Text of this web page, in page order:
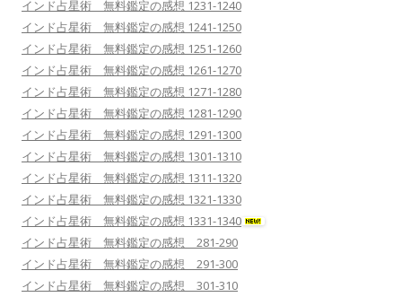
インド占星術 無料鑑定の感想 1231-1240
インド占星術 無料鑑定の感想 1241-1250
インド占星術 無料鑑定の感想 1251-1260
インド占星術 無料鑑定の感想 1261-1270
インド占星術 無料鑑定の感想 1271-1280
インド占星術 無料鑑定の感想 1281-1290
インド占星術 無料鑑定の感想 1291-1300
インド占星術 無料鑑定の感想 1301-1310
インド占星術 無料鑑定の感想 1311-1320
インド占星術 無料鑑定の感想 1321-1330
インド占星術 無料鑑定の感想 1331-1340
インド占星術 無料鑑定の感想 281-290
インド占星術 無料鑑定の感想 291-300
インド占星術 無料鑑定の感想 301-310